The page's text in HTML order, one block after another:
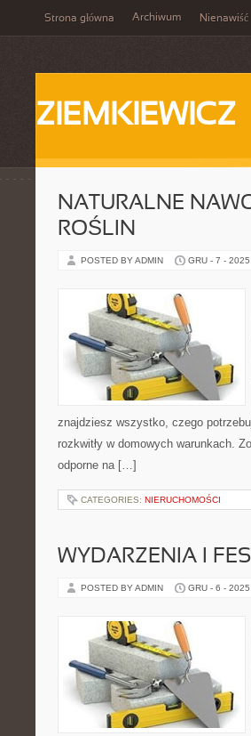
Strona główna Archiwum Nienawiść
ZIEMKIEWICZ
NATURALNE
ROŚLIN
POSTED BY ADMIN GRU - 7 - 2025
znajdziesz wszystko, czego
rozkwitły w domowych warunkach.
odporne na […]
CATEGORIES: NIERUCHOMOŚCI
WYDARZENIA I
POSTED BY ADMIN GRU - 6 - 2025